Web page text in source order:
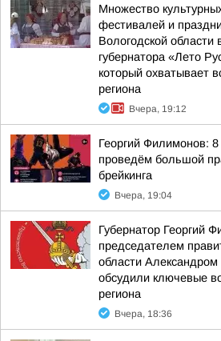
Множество
фестивалей и
Вологодской области
губернатора «Лето
который охватывает
региона
Вчера, 19:12
Георгий Филимонов:
проведём большой
брейкинга
Вчера, 19:04
Губернатор Георгий
председателем
области
обсудили ключевые
региона
Вчера, 18:36